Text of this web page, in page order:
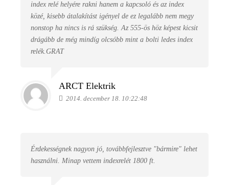
index relé helyére rakni hanem a kapcsoló és az index
közé, kisebb átalakítást igényel de ez legalább nem megy
nonstop ha nincs is rá szükség. Az 555-ös höz képest kicsit
drágább de még mindíg olcsóbb mint a bolti ledes index
relék.GRAT
ARCT Elektrik
2014. december 18. 10:22:48
Érdekességnek nagyon jó, továbbfejlesztve "bármire" lehet
használni. Minap vettem indexrelét 1800 ft.